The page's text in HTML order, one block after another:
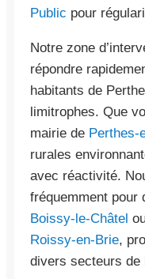
Public pour
Notre zone
répondre
habitants de
limitrophes. Que
mairie de Perthes-
rurales
avec réactivité.
fréquemment pour
Boissy-le-Châtel
Roissy-en-Brie,
divers secteurs de